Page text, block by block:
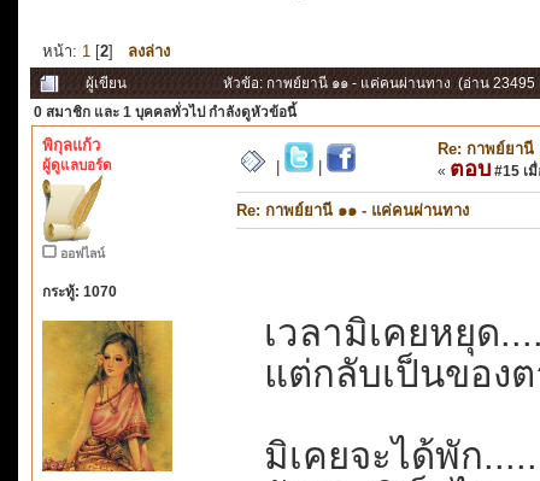
หน้า: 1 [2] ลงล่าง
ผู้เขียน
หัวข้อ: กาพย์ยานี ๑๑ - แค่คนผ่านทาง (อ่าน 23495
0 สมาชิก และ 1 บุคคลทั่วไป กำลังดูหัวข้อนี้
พิกุลแก้ว
ผู้ดูแลบอร์ด
ออฟไลน์
กระทู้: 1070
Re: กาพย์ยา
« ตอบ #15 เ
Re: กาพย์ยานี ๑๑ - แค่คนผ่านทาง
เวลามิเคยหยุด
แต่กลับเป็นของ
มิเคยจะได้พัก